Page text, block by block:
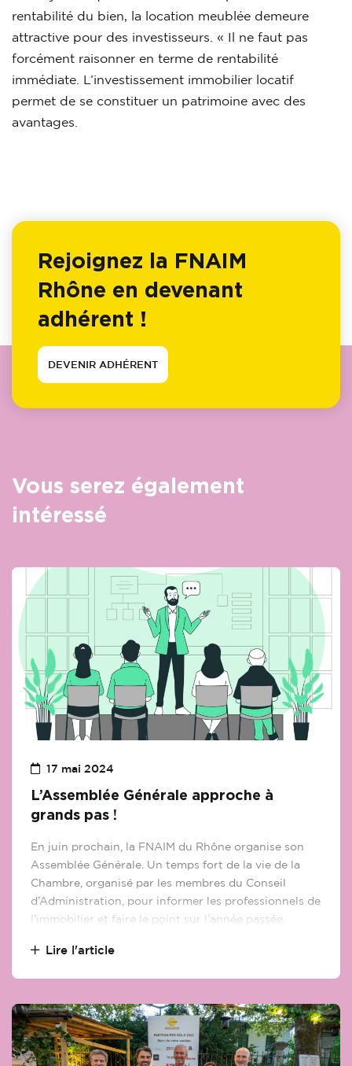
rentabilité du bien, la location meublée demeure
attractive pour des investisseurs. « Il ne faut pas
forcément raisonner en terme de rentabilité
immédiate. L’investissement immobilier locatif
permet de se constituer un patrimoine avec des
avantages.
Rejoignez la FNAIM
Rhône en devenant
adhérent !
DEVENIR ADHÉRENT
Vous serez également
intéressé
17 mai 2024
L’Assemblée Générale approche à
grands pas !
En juin prochain, la FNAIM du Rhône organise son
Assemblée Générale. Un temps fort de la vie de la
Chambre, organisé par les membres du Conseil
d’Administration, pour informer les professionnels de
l’immobilier et faire le point sur l’année passée.
Lire l'article